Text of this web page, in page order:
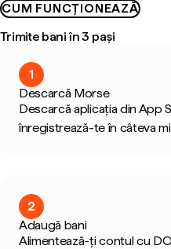
CUM FUNCȚIONEAZĂ
Trimite bani în 3 pași
1
Descarcă Morse
Descarcă aplicația din App
înregistrează-te în câteva
2
Adaugă bani
Alimentează-ți contul cu